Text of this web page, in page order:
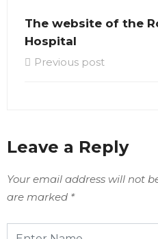
The website of the
Hospital
Previous post
Leave a Reply
Your email address will not
are marked *